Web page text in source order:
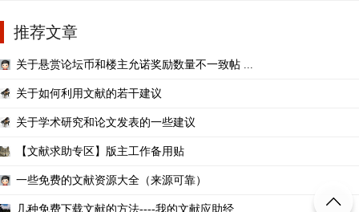
推荐文章
关于悬赏论坛币和楼主允诺奖励数量不一致帖 ...
关于如何利用文献的若干建议
关于学术研究和论文发表的一些建议
【文献求助专区】版主工作备用贴
一些免费的文献资源大全（来源可靠）
几种免费下载文献的方法----我的文献应助经